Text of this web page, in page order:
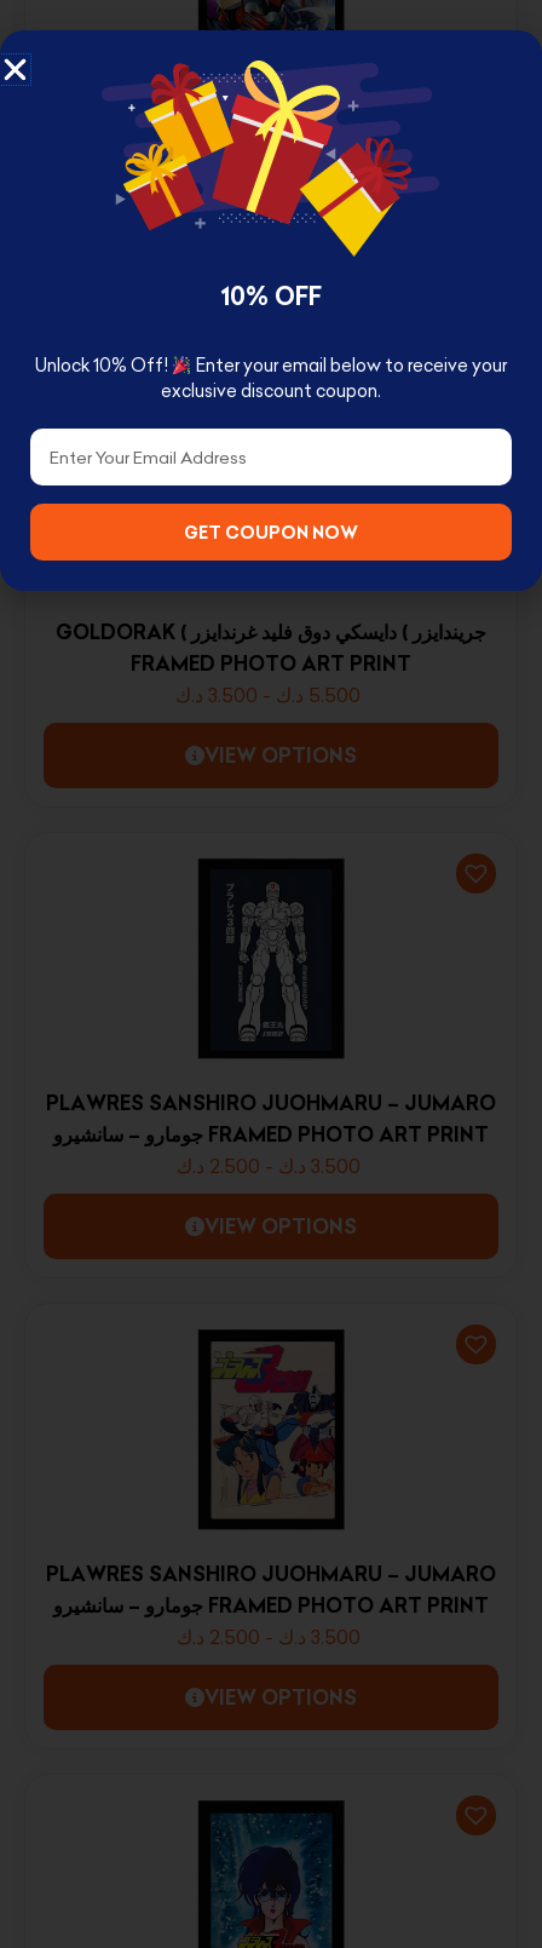
GOLDORAK ( جريندايزر ) دايسكي دوق فليد غرندايزر
FRAMED PHOTO ART PRINT
3.500
د.ك - 5.500 د.ك
VIEW OPTIONS
GOLDORAK ( جريندايزر ) دايسكي دوق فليد غرندايزر
FRAMED PHOTO ART PRINT
3.500 د.ك - 5.500 د.ك
VIEW OPTIONS
PLAWRES SANSHIRO JUOHMARU – JUMARO
جومارو – سانشيرو FRAMED PHOTO ART PRINT
2.500 د.ك - 3.500 د.ك
VIEW OPTIONS
PLAWRES SANSHIRO JUOHMARU – JUMARO
جومارو – سانشيرو FRAMED PHOTO ART PRINT
2.500 د.ك - 3.500 د.ك
VIEW OPTIONS
10% OFF
Unlock 10% Off!
Enter your email below to receive your
exclusive discount coupon.
Email
GET COUPON NOW